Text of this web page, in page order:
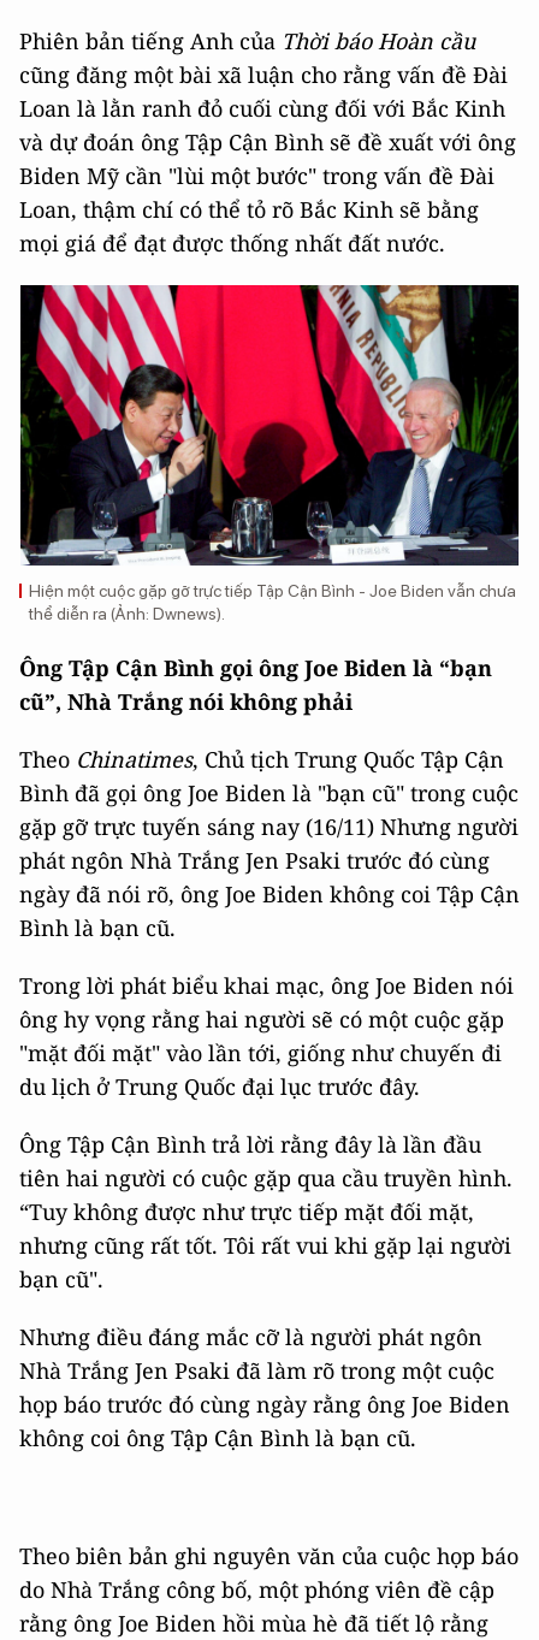
Phiên bản tiếng Anh của Thời báo Hoàn cầu
cũng đăng một bài xã luận cho rằng vấn đề Đài
Loan là lằn ranh đỏ cuối cùng đối với Bắc Kinh
và dự đoán ông Tập Cận Bình sẽ đề xuất với ông
Biden Mỹ cần "lùi một bước" trong vấn đề Đài
Loan, thậm chí có thể tỏ rõ Bắc Kinh sẽ bằng
mọi giá để đạt được thống nhất đất nước.
Hiện một cuộc gặp gỡ trực tiếp Tập Cận Bình - Joe Biden vẫn chưa
thể diễn ra (Ảnh: Dwnews).
Ông Tập Cận Bình gọi ông Joe Biden là “bạn
cũ”, Nhà Trắng nói không phải
Theo Chinatimes, Chủ tịch Trung Quốc Tập Cận
Bình đã gọi ông Joe Biden là "bạn cũ" trong cuộc
gặp gỡ trực tuyến sáng nay (16/11) Nhưng người
phát ngôn Nhà Trắng Jen Psaki trước đó cùng
ngày đã nói rõ, ông Joe Biden không coi Tập Cận
Bình là bạn cũ.
Trong lời phát biểu khai mạc, ông Joe Biden nói
ông hy vọng rằng hai người sẽ có một cuộc gặp
"mặt đối mặt" vào lần tới, giống như chuyến đi
du lịch ở Trung Quốc đại lục trước đây.
Ông Tập Cận Bình trả lời rằng đây là lần đầu
tiên hai người có cuộc gặp qua cầu truyền hình.
“Tuy không được như trực tiếp mặt đối mặt,
nhưng cũng rất tốt. Tôi rất vui khi gặp lại người
bạn cũ".
Nhưng điều đáng mắc cỡ là người phát ngôn
Nhà Trắng Jen Psaki đã làm rõ trong một cuộc
họp báo trước đó cùng ngày rằng ông Joe Biden
không coi ông Tập Cận Bình là bạn cũ.
Theo biên bản ghi nguyên văn của cuộc họp báo
do Nhà Trắng công bố, một phóng viên đề cập
rằng ông Joe Biden hồi mùa hè đã tiết lộ rằng